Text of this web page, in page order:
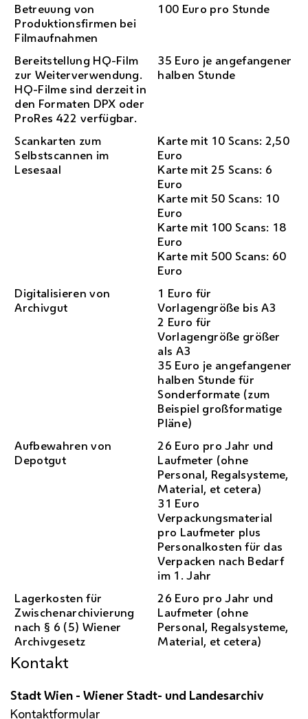
Betreuung von
Produktionsfirmen bei
Filmaufnahmen
100 Euro pro Stunde
Bereitstellung HQ-Film
zur Weiterverwendung.
HQ-Filme sind derzeit in
den Formaten DPX oder
ProRes 422 verfügbar.
35 Euro je angefangener
halben Stunde
Scankarten zum
Selbstscannen im
Lesesaal
Karte mit 10 Scans: 2,50
Euro
Karte mit 25 Scans: 6
Euro
Karte mit 50 Scans: 10
Euro
Karte mit 100 Scans: 18
Euro
Karte mit 500 Scans: 60
Euro
Digitalisieren von
Archivgut
1 Euro für
Vorlagengröße bis A3
2 Euro für
Vorlagengröße größer
als A3
35 Euro je angefangener
halben Stunde für
Sonderformate (zum
Beispiel großformatige
Pläne)
Aufbewahren von
Depotgut
26 Euro pro Jahr und
Laufmeter (ohne
Personal, Regalsysteme,
Material, et cetera)
31 Euro
Verpackungsmaterial
pro Laufmeter plus
Personalkosten für das
Verpacken nach Bedarf
im 1. Jahr
Lagerkosten für
Zwischenarchivierung
nach § 6 (5) Wiener
Archivgesetz
26 Euro pro Jahr und
Laufmeter (ohne
Personal, Regalsysteme,
Material, et cetera)
Kontakt
Stadt Wien - Wiener Stadt- und Landesarchiv
Kontaktformular